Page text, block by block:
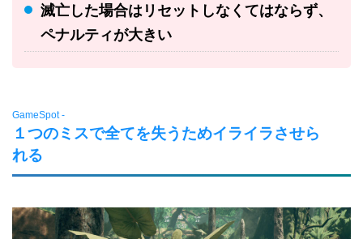
滅亡した場合はリセットしなくてはならず、
ペナルティが大きい
GameSpot -
１つのミスで全てを失うためイライラさせら
れる